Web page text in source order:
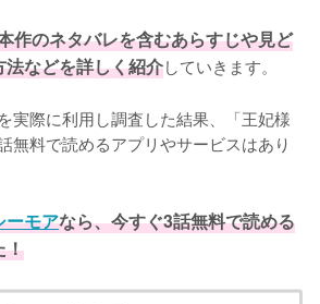
作のネタバレを含むあらすじや見ど
などを詳しく紹介していきます。
実際に利用し調査した結果、「王妃様
無料で読めるアプリやサービスはあり
ーモアなら、今すぐ3話無料で読める
！